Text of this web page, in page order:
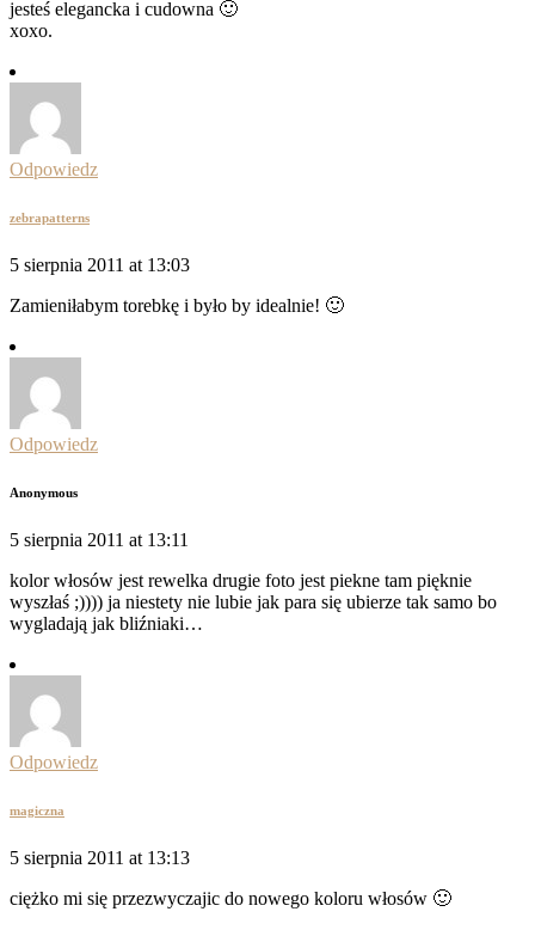
jesteś elegancka i cudowna 🙂
xoxo.
Odpowiedz
zebrapatterns
5 sierpnia 2011 at 13:03
Zamieniłabym torebkę i było by idealnie! 🙂
Odpowiedz
Anonymous
5 sierpnia 2011 at 13:11
kolor włosów jest rewelka drugie foto jest piekne tam pięknie
wyszłaś ;)))) ja niestety nie lubie jak para się ubierze tak samo bo
wygladają jak bliźniaki…
Odpowiedz
magiczna
5 sierpnia 2011 at 13:13
ciężko mi się przezwyczajic do nowego koloru włosów 🙂